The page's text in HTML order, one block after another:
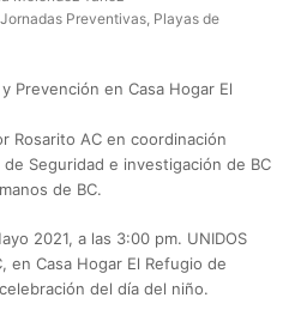
Jornadas Preventivas, Playas de
Prevención en Casa Hogar El
Rosarito AC en coordinación
de Seguridad e investigación de BC
de BC.
2021, a las 3:00 pm. UNIDOS
en Casa Hogar El Refugio de
del día del niño.